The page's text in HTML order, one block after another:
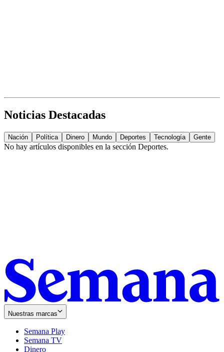
Noticias Destacadas
Nación Política Dinero Mundo Deportes Tecnología Gente
No hay artículos disponibles en la sección Deportes.
Nuestras marcas
Semana Play
Semana TV
Dinero